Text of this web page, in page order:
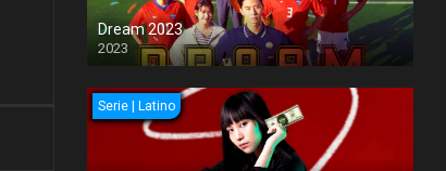
Dream 2023
2023
Serie | Latino